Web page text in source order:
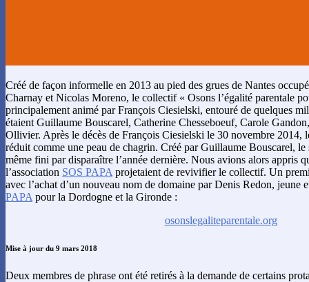
Créé de façon informelle en 2013 au pied des grues de Nantes
Charnay et Nicolas Moreno, le collectif « Osons l’égalité parentale
principalement animé par François Ciesielski, entouré de quelques
étaient Guillaume Bouscarel, Catherine Chesseboeuf, Carole
Ollivier. Après le décès de François Ciesielski le 30 novembre 2014,
réduit comme une peau de chagrin. Créé par Guillaume Bouscarel,
même fini par disparaître l’année dernière. Nous avions alors appris
l’association SOS PAPA projetaient de revivifier le collectif. Un
avec l’achat d’un nouveau nom de domaine par Denis Redon, jeune
PAPA pour la Dordogne et la Gironde :
osonslegaliteparentale.org
Mise à jour du 9 mars 2018
Deux membres de phrase ont été retirés à la demande de certains